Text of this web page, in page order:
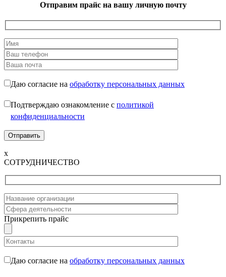
Отправим прайс на вашу личную почту
Даю согласие на обработку персональных данных
Подтверждаю ознакомление с политикой
конфиденциальности
x
СОТРУДНИЧЕСТВО
Прикрепить прайс
Даю согласие на обработку персональных данных